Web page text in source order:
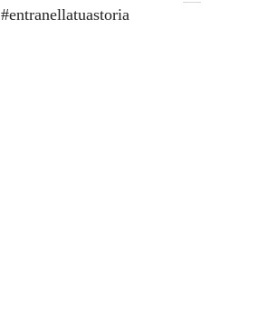
#entranellatuastoria